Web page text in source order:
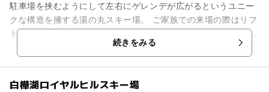
駐車場を挟むようにして左右にゲレンデが広がるというユニー
クな構造を擁する湯の丸スキー場。 ご家族での来場の際はリフ
ト「ファミリー券」がおすすめです。 スクールは幼稚園以下を
続きをみる
白樺湖ロイヤルヒルスキー場